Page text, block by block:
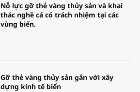
Nỗ lực gỡ thẻ vàng thủy sản và khai
thác nghề cá có trách nhiệm tại các
vùng biển.
Gỡ thẻ vàng thủy sản gắn với xây
dựng kinh tế biển